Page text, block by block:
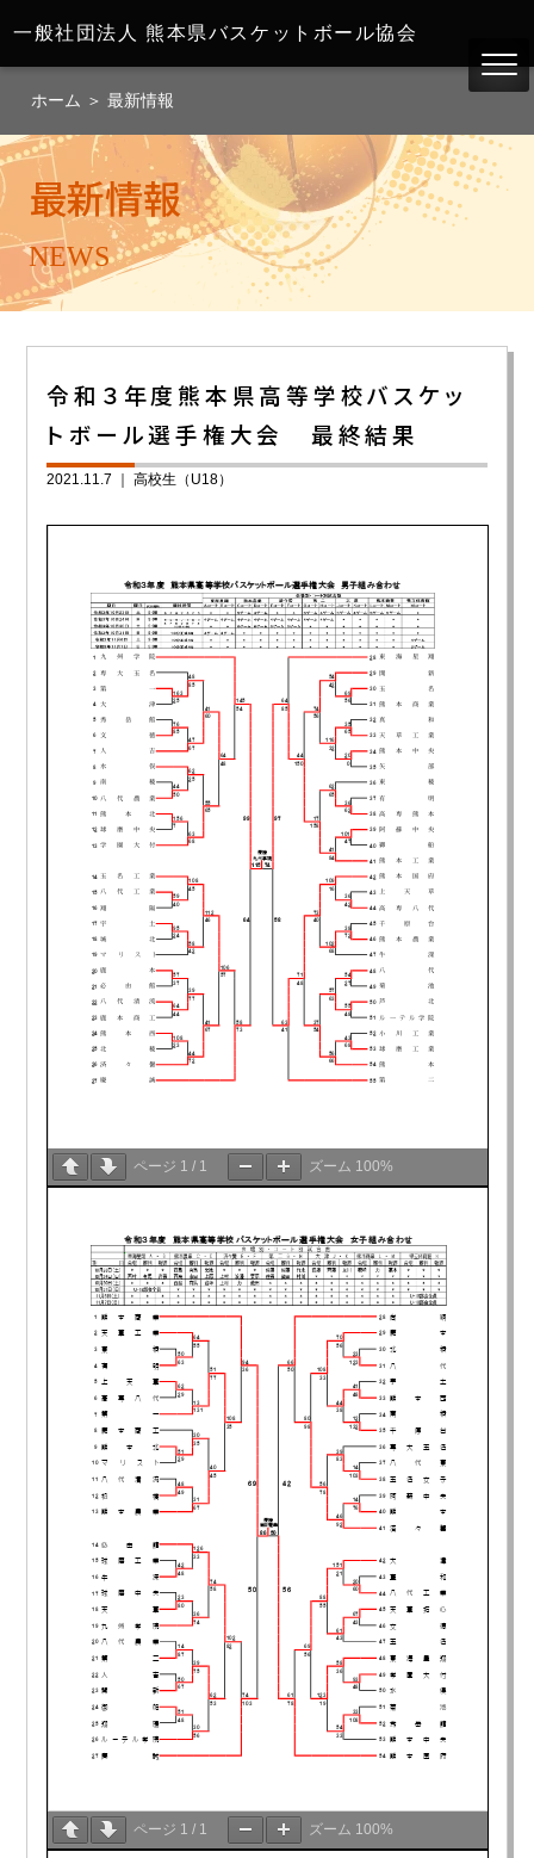
一般社団法人 熊本県バスケットボール協会
ホーム ＞ 最新情報
最新情報
NEWS
令和３年度熊本県高等学校バスケッ
トボール選手権大会 最終結果
2021.11.7 ｜高校生（U18）
ページ 1 / 1 ズーム 100%
ページ 1 / 1 ズーム 100%